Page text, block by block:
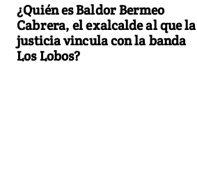
¿Quién es Baldor Bermeo
Cabrera, el exalcalde al que la
justicia vincula con la banda
Los Lobos?